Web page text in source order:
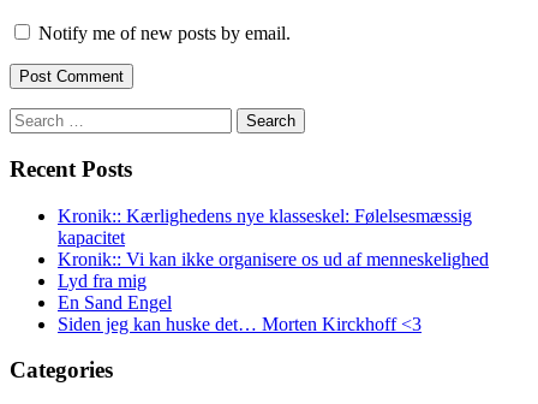
Notify me of new posts by email.
Search
for:
Recent Posts
Kronik:: Kærlighedens nye klasseskel: Følelsesmæssig
kapacitet
Kronik:: Vi kan ikke organisere os ud af menneskelighed
Lyd fra mig
En Sand Engel
Siden jeg kan huske det… Morten Kirckhoff <3
Categories